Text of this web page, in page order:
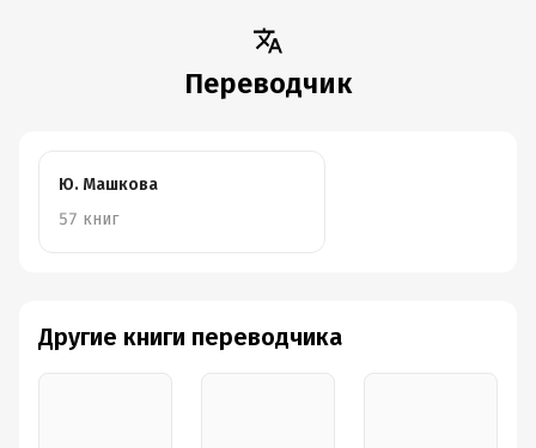
Переводчик
Ю. Машкова
57 книг
Другие книги переводчика